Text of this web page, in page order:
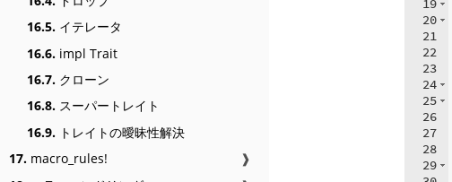
16.5. イテレータ
16.6. impl Trait
16.7. クローン
16.8. スーパートレイト
16.9. トレイトの曖昧性解決
17. macro_rules!
❱
19
20
21
22
23
24
25
26
27
28
29